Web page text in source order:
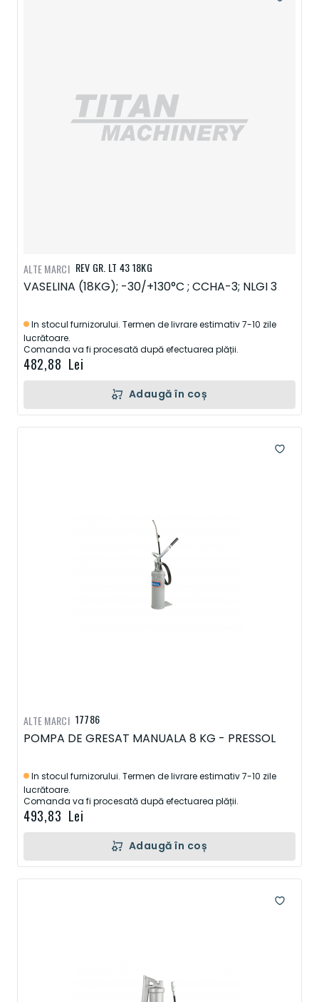
REV GR. LT 43 18KG
VASELINA (18KG); -30/+130°C ; CCHA-3; NLGI 3
In stocul furnizorului. Termen de livrare estimativ 7-10 zile
lucrătoare.
Comanda va fi procesată după efectuarea plății.
482,88 Lei
ALTE MARCI
Adaugă în coș
17786
POMPA DE GRESAT MANUALA 8 KG - PRESSOL
In stocul furnizorului. Termen de livrare estimativ 7-10 zile
lucrătoare.
Comanda va fi procesată după efectuarea plății.
493,83 Lei
ALTE MARCI
Adaugă în coș